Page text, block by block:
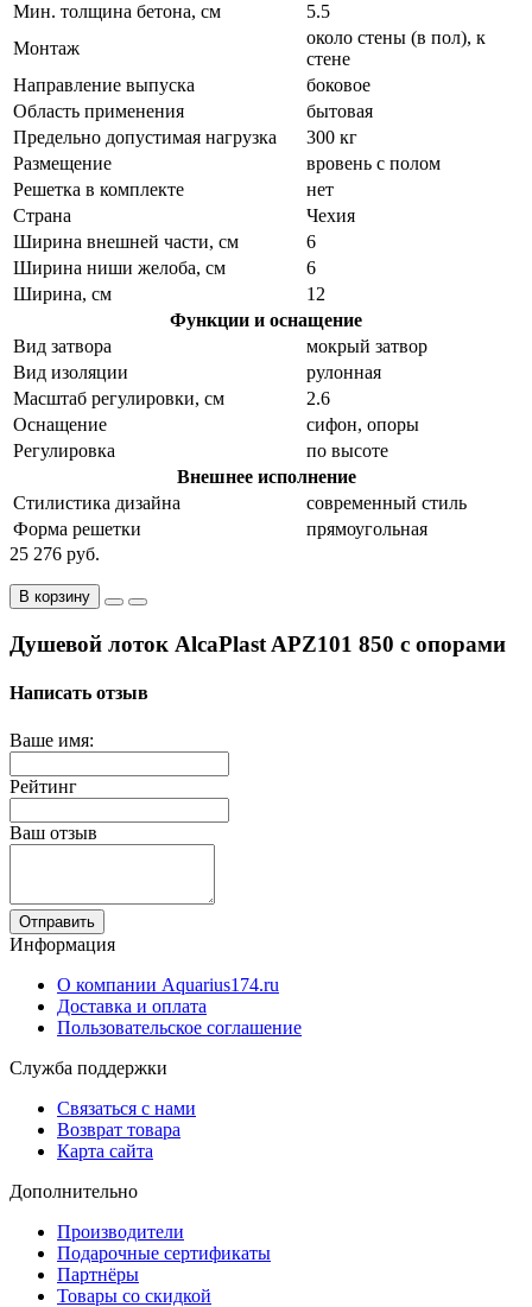
Мин. толщина бетона, см
5.5
Монтаж
около стены (в пол), к
стене
Направление выпуска
боковое
Область применения
бытовая
Предельно допустимая нагрузка
300 кг
Размещение
вровень с полом
Решетка в комплекте
нет
Страна
Чехия
Ширина внешней части, см
6
Ширина ниши желоба, см
6
Ширина, см
12
Функции и оснащение
Вид затвора
мокрый затвор
Вид изоляции
рулонная
Масштаб регулировки, см
2.6
Оснащение
сифон, опоры
Регулировка
по высоте
Внешнее исполнение
Стилистика дизайна
современный стиль
Форма решетки
прямоугольная
25 276 руб.
В корзину
Душевой лоток AlcaPlast APZ101 850 с опорами
Написать отзыв
Ваше имя:
Рейтинг
Ваш отзыв
Отправить
Информация
О компании Aquarius174.ru
Доставка и оплата
Пользовательское соглашение
Служба поддержки
Связаться с нами
Возврат товара
Карта сайта
Дополнительно
Производители
Подарочные сертификаты
Партнёры
Товары со скидкой